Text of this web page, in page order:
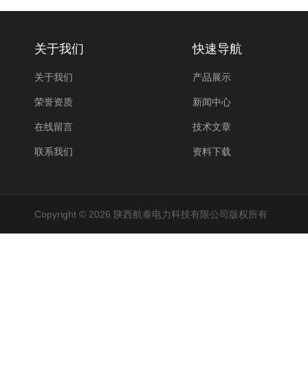
关于我们
关于我们
荣誉资质
在线留言
联系我们
快速导航
产品展示
新闻中心
技术文章
资料下载
Copyright © 2026 陕西航泰电力科技有限公司版权所有